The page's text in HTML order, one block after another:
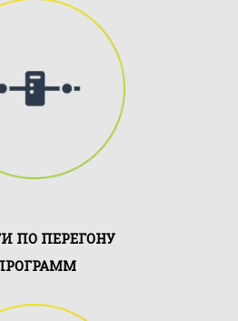
с клиентами,
необходимо
вещание,
ПО ПЕРЕГОНУ